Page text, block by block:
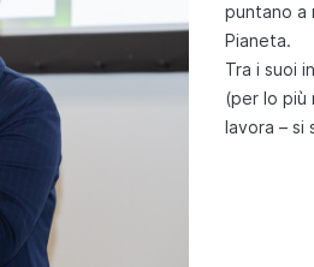
puntano a
Pianeta.
Tra i suoi
(per lo più
lavora – si